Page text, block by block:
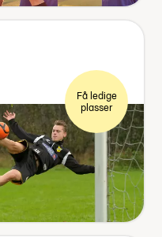
Få ledige
plasser